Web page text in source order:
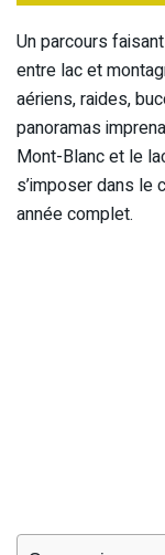
Un parcours
entre lac et
aériens, raides,
panoramas
Mont-Blanc et le
s’imposer dans le
année complet.